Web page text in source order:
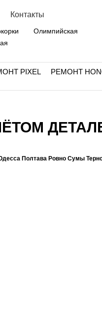
Контакты
Олимпийская
PIXEL РЕМОНТ
Полтава Ровно Сумы